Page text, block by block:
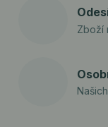
Zboží